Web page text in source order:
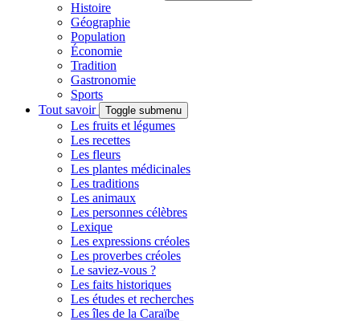
Histoire
Géographie
Population
Économie
Tradition
Gastronomie
Sports
Tout savoir
Toggle submenu
Les fruits et légumes
Les recettes
Les fleurs
Les plantes médicinales
Les traditions
Les animaux
Les personnes célèbres
Lexique
Les expressions créoles
Les proverbes créoles
Le saviez-vous ?
Les faits historiques
Les études et recherches
Les îles de la Caraïbe